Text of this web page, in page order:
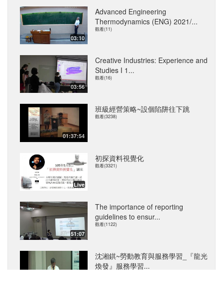
03:10
Advanced Engineering
Thermodynamics (ENG) 2021/...
觀看(11)
03:56
Creative Industries: Experience and
Studies I 1...
觀看(16)
01:37:54
班級經營策略~設個陷阱往下跳
觀看(3238)
Live
初探資料視覺化
觀看(3321)
51:07
The importance of reporting
guidelines to ensur...
觀看(1122)
沈湘錤~勞動教育與服務學習_『龍光
煥發』服務學習...